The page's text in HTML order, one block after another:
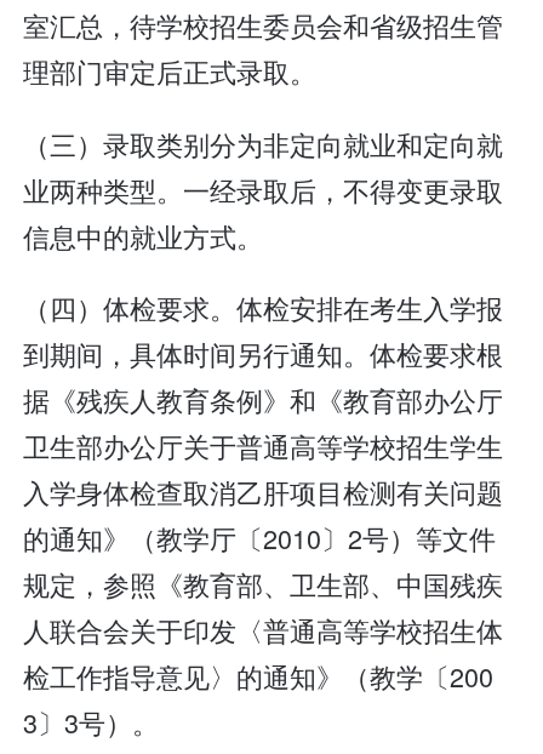
室汇总，待学校招生委员会和省级招生管
理部门审定后正式录取。
（三）录取类别分为非定向就业和定向就
业两种类型。一经录取后，不得变更录取
信息中的就业方式。
（四）体检要求。体检安排在考生入学报
到期间，具体时间另行通知。体检要求根
据《残疾人教育条例》和《教育部办公厅
卫生部办公厅关于普通高等学校招生学生
入学身体检查取消乙肝项目检测有关问题
的通知》（教学厅〔2010〕2号）等文件
规定，参照《教育部、卫生部、中国残疾
人联合会关于印发〈普通高等学校招生体
检工作指导意见〉的通知》（教学〔200
3〕3号）。